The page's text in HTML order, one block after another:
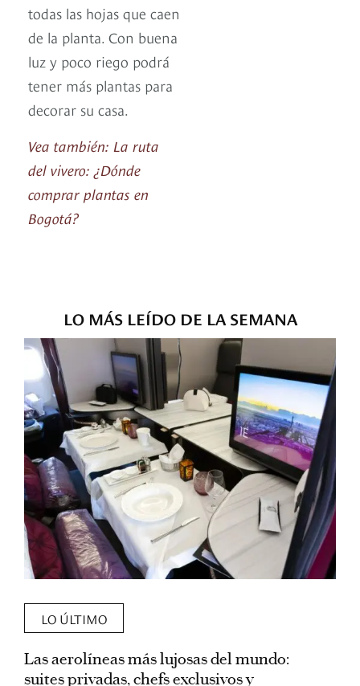
todas las hojas que caen
de la planta. Con buena
luz y poco riego podrá
tener más plantas para
decorar su casa.
Vea también: La ruta
del vivero: ¿Dónde
comprar plantas en
Bogotá?
LO MÁS LEÍDO DE LA SEMANA
LO ÚLTIMO
Las aerolíneas más lujosas del mundo:
suites privadas, chefs exclusivos y